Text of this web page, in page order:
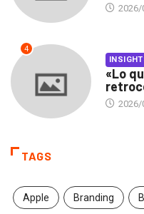
2026/
4
«Lo
2026/
TAGS
Apple Branding